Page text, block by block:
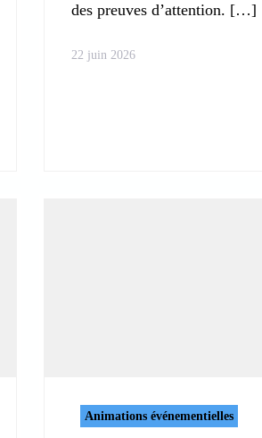
des preuves d’attention.
22 juin 2026
Animations événementielles